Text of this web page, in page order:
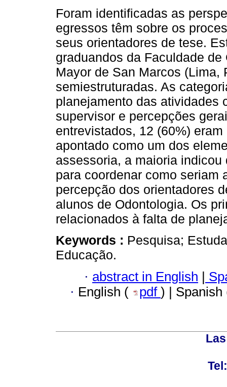
Foram identificadas as
egressos têm sobre os
seus orientadores de tese.
graduandos da Faculdade
Mayor de San Marcos (Lima,
semiestruturadas. As
planejamento das atividades
supervisor e percepções
entrevistados, 12 (60%)
apontado como um dos
assessoria, a maioria
para coordenar como seriam
percepção dos orientadores
alunos de Odontologia. Os
relacionados à falta de
Keywords : Pesquisa;
Educação.
· abstract in English |
· English ( pdf ) |